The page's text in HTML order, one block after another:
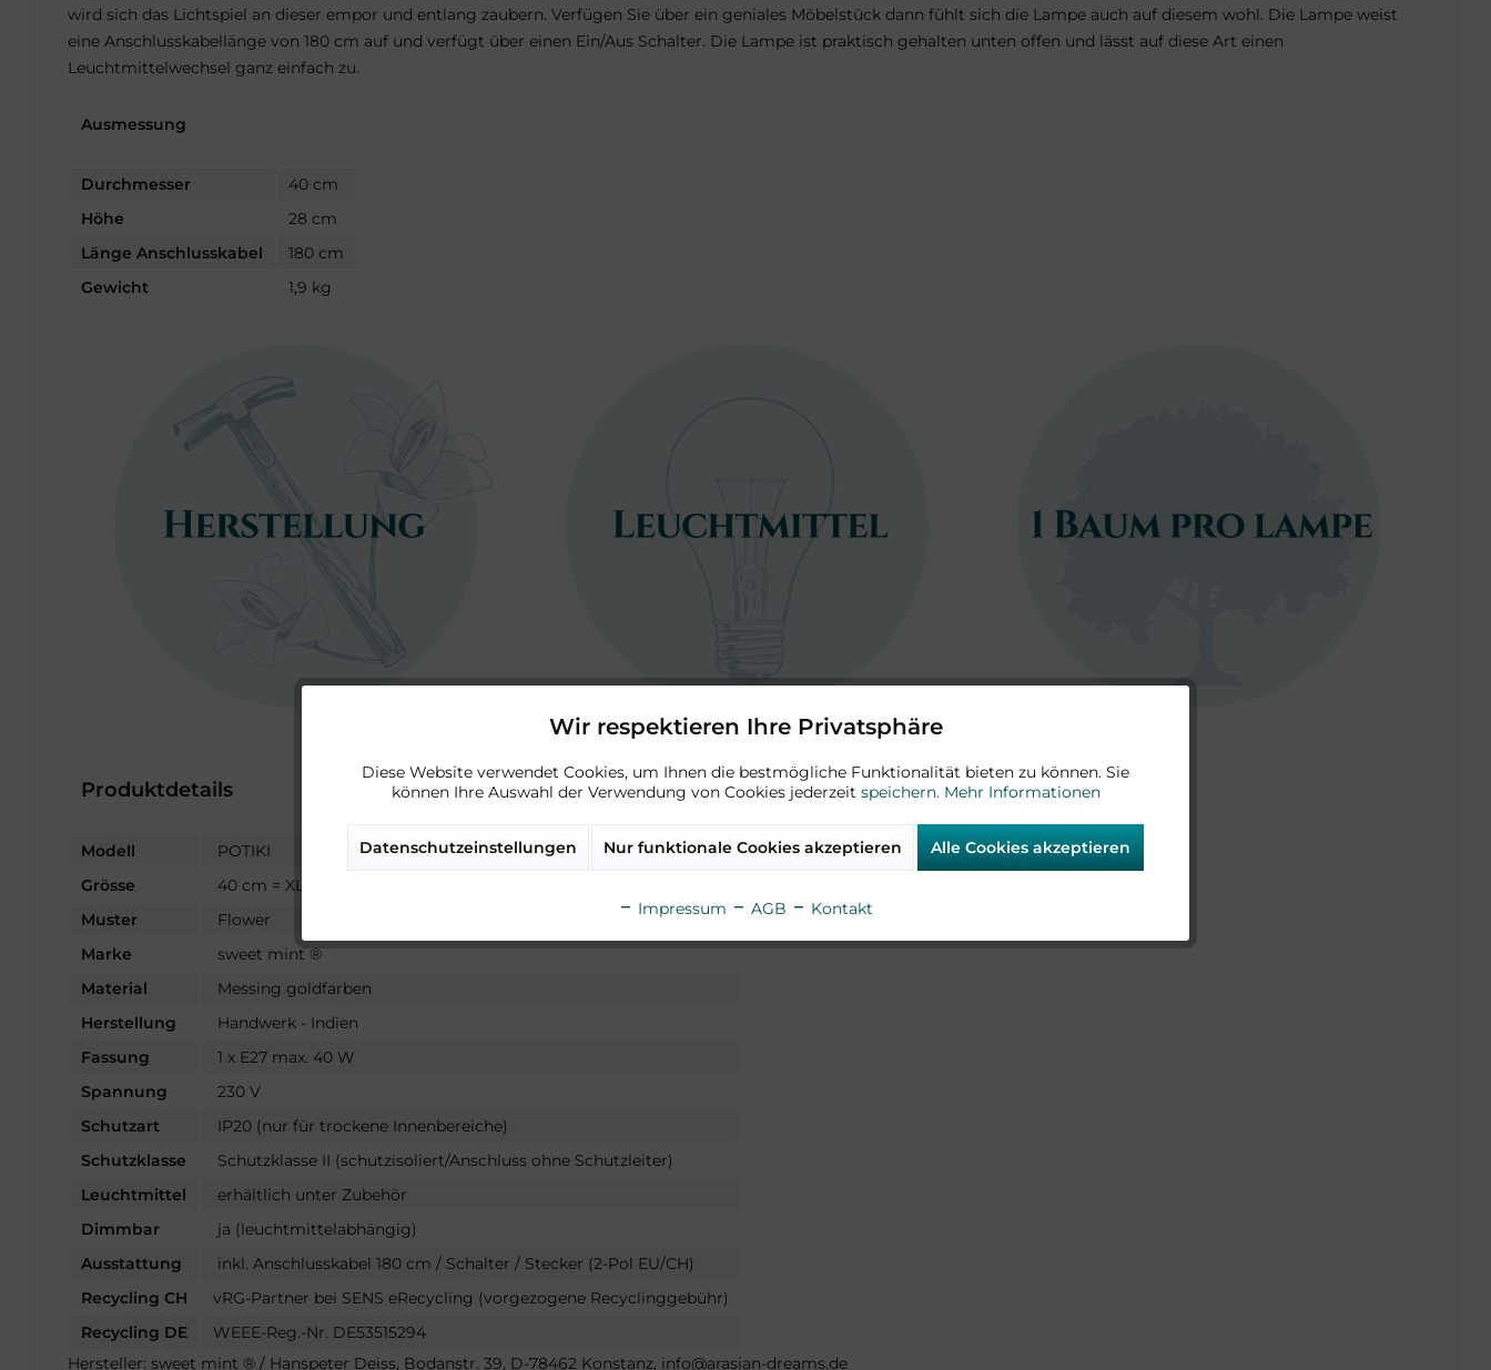
wird sich das Lichtspiel an dieser empor und entlang zaubern. Verfügen Sie über ein geniales Möbelstück dann fühlt sich die Lampe auch auf diesem wohl. Die Lampe weist
eine Anschlusskabellänge von 180 cm auf und verfügt über einen Ein/Aus Schalter. Die Lampe ist praktisch gehalten unten offen und lässt auf diese Art einen
Leuchtmittelwechsel ganz einfach zu.
Ausmessung
Durchmesser
40 cm
Höhe
28 cm
Länge Anschlusskabel
180 cm
Gewicht
1,9 kg
Produktdetails
Modell
POTIKI
Grösse
40 cm = XL - XLarge
Muster
Flower
Marke
sweet mint ®
Material
Messing goldfarben
Herstellung
Handwerk - Indien
Fassung
1 x E27 max. 40 W
Spannung
230 V
Schutzart
IP20 (nur für trockene Innenbereiche)
Schutzklasse
Schutzklasse II (schutzisoliert/Anschluss ohne Schutzleiter)
Leuchtmittel
erhältlich unter Zubehör
Dimmbar
ja (leuchtmittelabhängig)
Ausstattung
inkl. Anschlusskabel 180 cm / Schalter / Stecker (2-Pol EU/CH)
Recycling CH
vRG-Partner bei SENS eRecycling (vorgezogene Recyclinggebühr)
Recycling DE
WEEE-Reg.-Nr. DE53515294
Hersteller: sweet mint ® / Hanspeter Deiss, Bodanstr. 39, D-78462 Konstanz, info@arasian-dreams.de
Marketing Aktiv
Sonstige
Wir respektieren Ihre Privatsphäre
Diese Website verwendet Cookies, um Ihnen die bestmögliche Funktionalität bieten zu können. Sie
können Ihre Auswahl der Verwendung von Cookies jederzeit speichern. Mehr Informationen
Datenschutzeinstellungen Nur funktionale Cookies akzeptieren Alle Cookies akzeptieren
Impressum AGB Kontakt